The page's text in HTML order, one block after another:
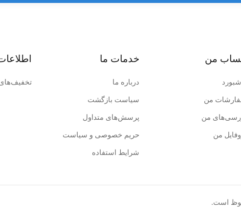
من
من
من
من
خدمات ما
درباره ما
سیاست بازگشت
پرسش‌های متداول
حریم خصوصی و سیاست
شرایط استفاده
است.